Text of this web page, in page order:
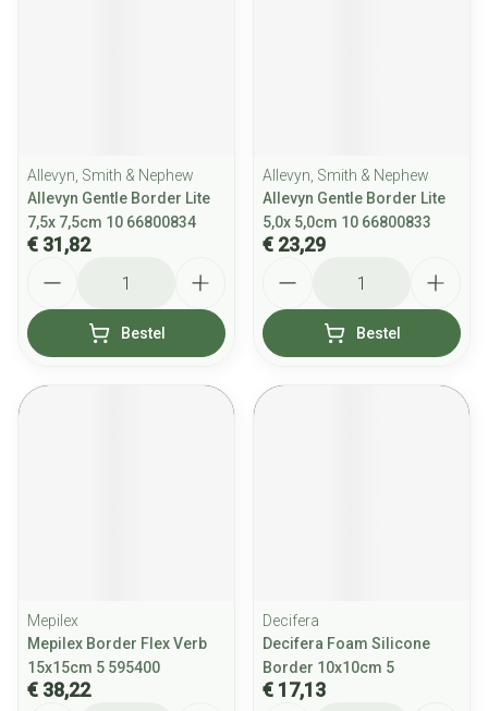
Allevyn, Smith & Nephew
Allevyn Gentle Border Lite
7,5x 7,5cm 10 66800834
€ 31,82
Bestel
Allevyn, Smith & Nephew
Allevyn Gentle Border Lite
5,0x 5,0cm 10 66800833
€ 23,29
Bestel
Mepilex
Mepilex Border Flex Verb
15x15cm 5 595400
€ 38,22
Decifera
Decifera Foam Silicone
Border 10x10cm 5
€ 17,13